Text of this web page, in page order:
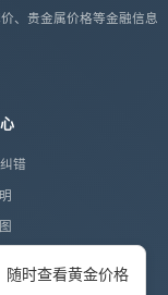
随时查看黄金价格
、贵金属价格等金融信息
错